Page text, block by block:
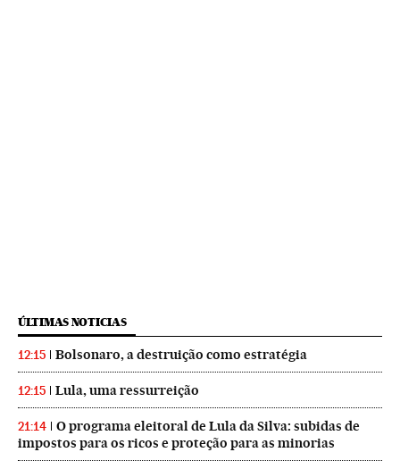
ÚLTIMAS NOTICIAS
12:15 Bolsonaro, a destruição como estratégia
12:15 Lula, uma ressurreição
21:14
O programa eleitoral de Lula da Silva: subidas de
impostos para os ricos e proteção para as minorias